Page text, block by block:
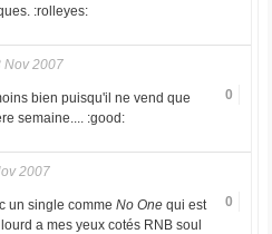
:rolleyes:
Nov 2007
0
bien puisqu'il ne vend que
semaine.... :good:
2007
0
un single comme No Onequi est
a mes yeux cotés RNB soul